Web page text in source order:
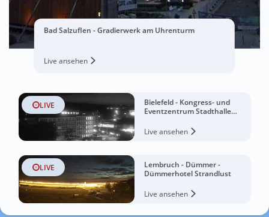
Bad Salzuflen - Gradierwerk am Uhrenturm
Live ansehen
LIVE
Bielefeld - Kongress- und
Eventzentrum Stadthalle
Live ansehen
LIVE
Lembruch - Dümmer -
Dümmerhotel Strandlust
Live ansehen